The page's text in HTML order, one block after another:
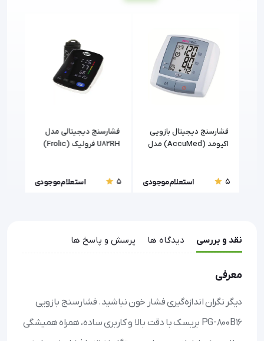
فشارسنج دیجیتال بازویی
اکیومد (AccuMed) مدل
5 استعلام موجودی
فشارسنج دیجیتالی مدل
U82RH فرولیک (Frolic)
5 استعلام موجودی
نقد و بررسی دیدگاه ها پرسش و پاسخ ها
معرفی
دیگر نگران اندازه‌گیری فشار خون نباشید. فشارسنج بازویی
PG-800B16 بریسک با دقت بالا و کاربری ساده، همراه همیشگی